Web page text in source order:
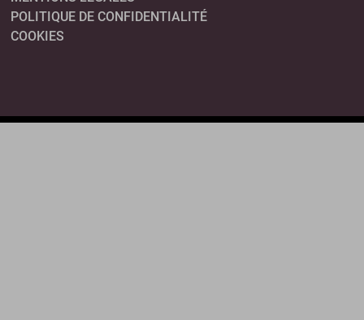
POLITIQUE DE CONFIDENTIALITÉ
COOKIES